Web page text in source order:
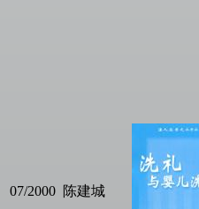
07/2000 陈建城